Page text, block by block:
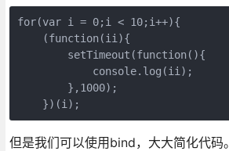
for(var i = 0;i < 10;i++){
    (function(ii){
        setTimeout(function(){
            console.log(ii);
        },1000);
    })(i);
但是我们可以使用bind，大大简化代码。